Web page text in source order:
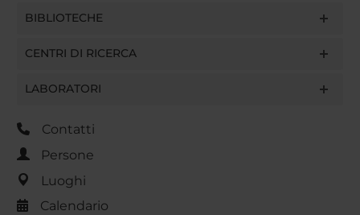
BIBLIOTECHE
CENTRI DI RICERCA
LABORATORI
Contatti
Persone
Luoghi
Calendario